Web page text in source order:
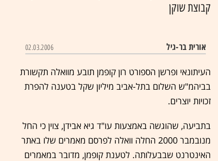
קבוצת שוקן
אורית בר-גיל 02.03.2006
העיתונאי ופרשן הספורט רון קופמן תובע מוואלה תקשורת
בביהמ"ש השלום בתל-אביב מיליון שקל בטענה להפרת
זכויות יוצרים.
בתביעה, שהוגשה באמצעות עו"ד גיא אבידן, צוין כי החל
מנובמבר 2000 החלה וואלה לפרסם מאמרים שלו באתר
האינטרנט שבבעלותה. לטענת קופמן, מדובר במאמרים